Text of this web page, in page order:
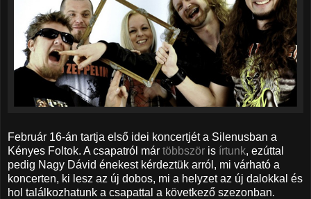
Február 16-án tartja első idei koncertjét a Silenusban a
Kényes Foltok. A csapatról már többször is írtunk, ezúttal
pedig Nagy Dávid énekest kérdeztük arról, mi várható a
koncerten, ki lesz az új dobos, mi a helyzet az új dalokkal és
hol találkozhatunk a csapattal a következő szezonban.